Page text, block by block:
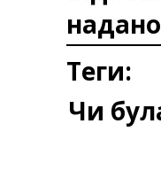
Теги:
Чи